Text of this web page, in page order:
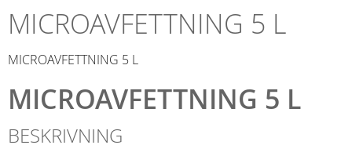
MICROAVFETTNING 5 L
MICROAVFETTNING 5 L
MICROAVFETTNING 5 L
BESKRIVNING